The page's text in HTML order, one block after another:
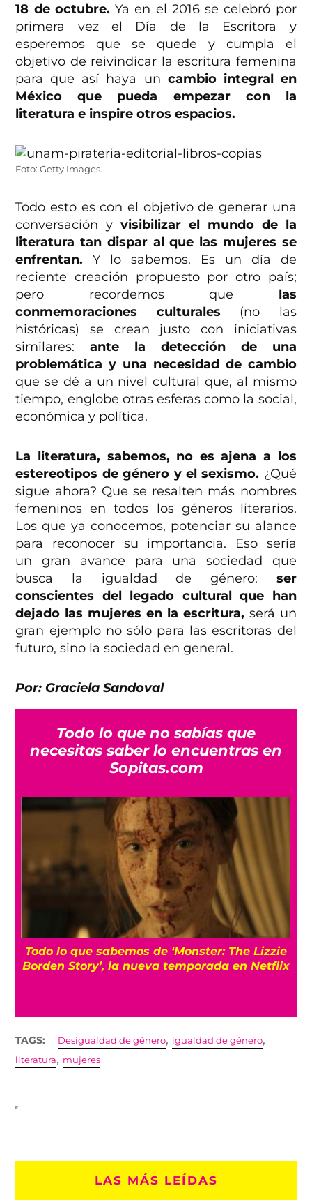
18 de octubre. Ya en el 2016 se celebró por
primera vez el Día de la Escritora y
esperemos que se quede y cumpla el
objetivo de reivindicar la escritura femenina
para que así haya un cambio integral en
México que pueda empezar con la
literatura e inspire otros espacios.
Foto: Getty Images.
Todo esto es con el objetivo de generar una
conversación yvisibilizar el mundo de la
literatura tan dispar al que las mujeres se
enfrentan. Y lo sabemos. Es un día de
reciente creación propuesto por otro país;
pero recordemos que las
conmemoraciones culturales (no las
históricas) se crean justo con iniciativas
similares:ante la detección de una
problemática y una necesidad de cambio
que se dé a un nivel cultural que, al mismo
tiempo, englobe otras esferas como la social,
económica y política.
La literatura, sabemos, no es ajena a los
estereotipos de género y el sexismo. ¿Qué
sigue ahora? Que se resalten más nombres
femeninos en todos los géneros literarios.
Los que ya conocemos, potenciar su alance
para reconocer su importancia. Eso sería
un gran avance para una sociedad que
busca la igualdad de género: ser
conscientes del legado cultural que han
dejado las mujeres en la escritura, será un
gran ejemplo no sólo para las escritoras del
futuro, sino la sociedad en general.
Por: Graciela Sandoval
Todo lo que no sabías que
necesitas saber lo encuentras en
Sopitas.com
Todo lo que sabemos de ‘Monster: The Lizzie
Borden Story’, la nueva temporada en Netflix
TAGS: Desigualdad de género, igualdad de género,
literatura, mujeres
LAS MÁS LEÍDAS